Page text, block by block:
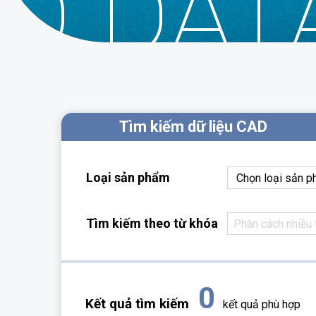
Tìm kiếm dữ liệu CAD
Loại sản phẩm
Tìm kiếm theo từ khóa
Kết quả tìm kiếm 0 kết quả phù hợp